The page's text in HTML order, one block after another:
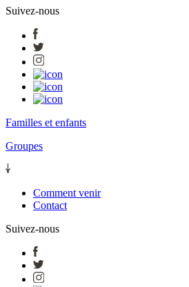
Suivez-nous
Familles et enfants
Groupes
Comment venir
Contact
Suivez-nous